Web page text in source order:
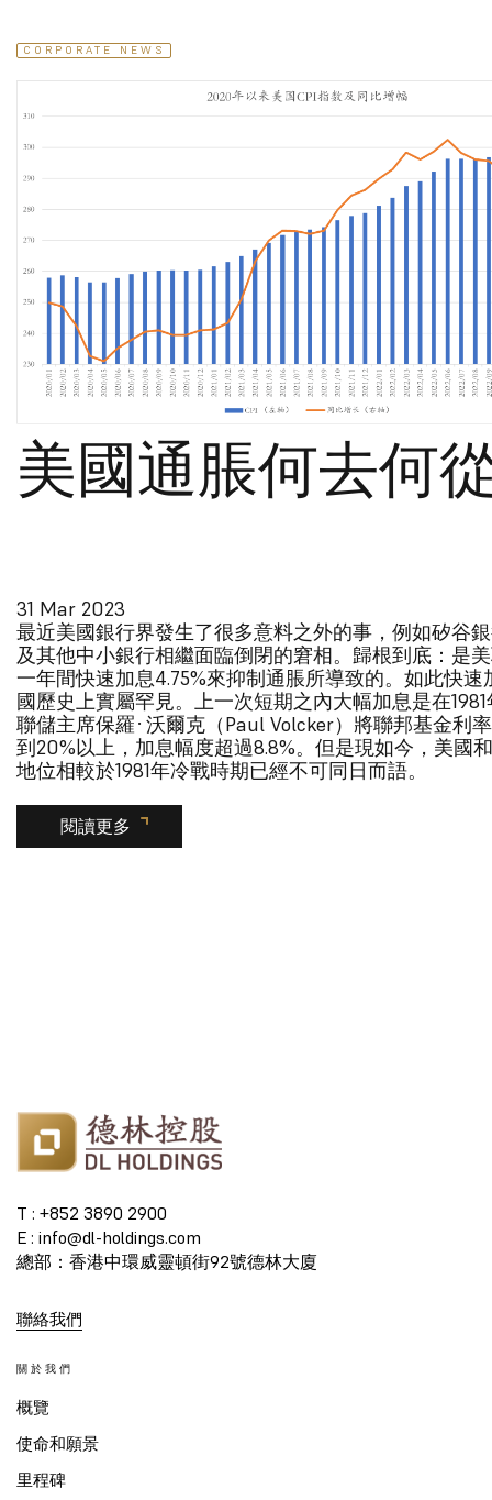
CORPORATE NEWS
美國通脹何去何
31 Mar 2023
最近美國銀行界發生了很多意料之外的事，例如矽谷
及其他中小銀行相繼面臨倒閉的窘相。歸根到底：是
一年間快速加息4.75%來抑制通脹所導致的。如此快速
國歷史上實屬罕見。上一次短期之內大幅加息是在
聯儲主席保羅·沃爾克（Paul Volcker）將聯邦基金利率
到20%以上，加息幅度超過8.8%。但是現如今，美國
地位相較於1981年冷戰時期已經不可同日而語。
閱讀更多
T : +852 3890 2900
E : info@dl-holdings.com
總部：香港中環威靈頓街92號德林大廈
聯絡我們
關於我們
概覽
使命和願景
里程碑